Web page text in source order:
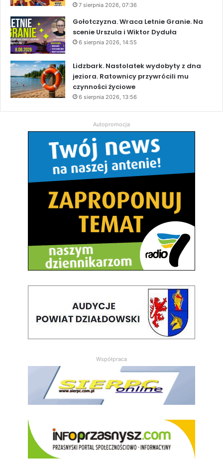
7 sierpnia 2026, 07:36
Gołotczyzna. Wraca Letnie Granie. Na
scenie Urszula i Wiktor Dyduła
6 sierpnia 2026, 14:55
Lidzbark. Nastolatek wydobyty z dna
jeziora. Ratownicy przywrócili mu
czynności życiowe
6 sierpnia 2026, 13:56
Autopromocja
Współpraca